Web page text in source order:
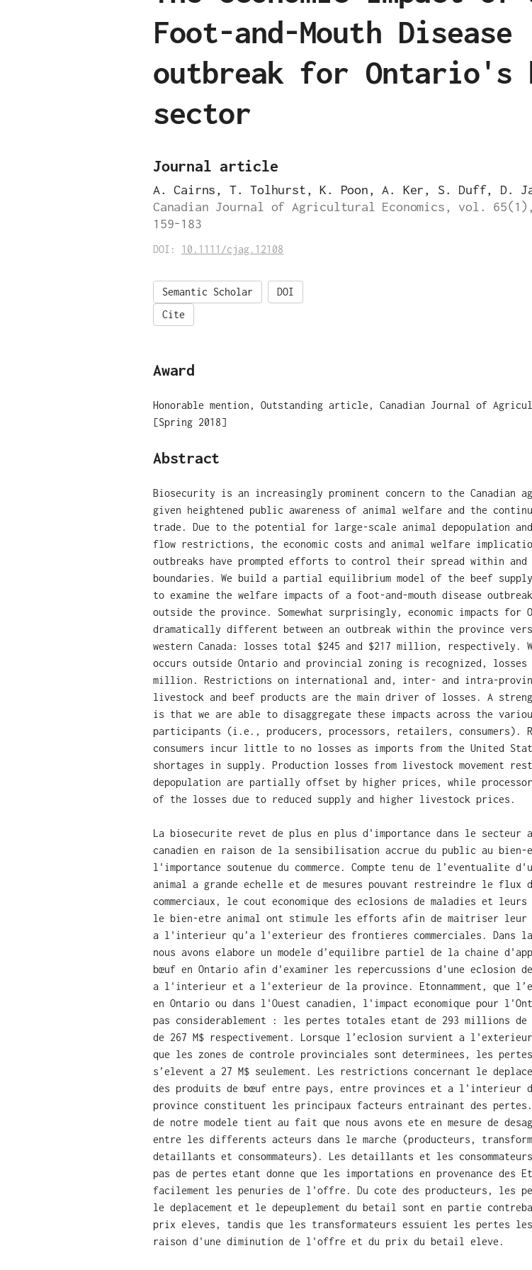
Foot-and-Mouth Disease
outbreak for Ontario's
sector
Journal article
A. Cairns, T. Tolhurst, K. Poon, A. Ker, S. Duff, D.
Canadian Journal of Agricultural Economics, vol.
159-183
DOI: 10.1111/cjag.12108
Semantic Scholar
DOI
Cite
Award
Honorable mention, Outstanding article, Canadian Journal of
[Spring 2018]
Abstract
Biosecurity is an increasingly prominent concern to the Canadian
given heightened public awareness of animal welfare and the
trade. Due to the potential for large-scale animal depopulation
flow restrictions, the economic costs and animal welfare
outbreaks have prompted efforts to control their spread within and
boundaries. We build a partial equilibrium model of the beef
to examine the welfare impacts of a foot-and-mouth disease
outside the province. Somewhat surprisingly, economic impacts for
dramatically different between an outbreak within the province
western Canada: losses total $245 and $217 million, respectively.
occurs outside Ontario and provincial zoning is recognized,
million. Restrictions on international and, inter- and intra-
livestock and beef products are the main driver of losses. A
is that we are able to disaggregate these impacts across the
participants (i.e., producers, processors, retailers, consumers).
consumers incur little to no losses as imports from the United
shortages in supply. Production losses from livestock movement
depopulation are partially offset by higher prices, while
of the losses due to reduced supply and higher livestock prices.
La biosecurite revet de plus en plus d'importance dans le secteur
canadien en raison de la sensibilisation accrue du public au bien-
l'importance soutenue du commerce. Compte tenu de l’eventualite
animal a grande echelle et de mesures pouvant restreindre le flux
commerciaux, le cout economique des eclosions de maladies et
le bien-etre animal ont stimule les efforts afin de maitriser leur
a l'interieur qu’a l'exterieur des frontieres commerciales. Dans la
nous avons elabore un modele d’equilibre partiel de la chaine
bœuf en Ontario afin d'examiner les repercussions d'une eclosion
a l'interieur et a l'exterieur de la province. Etonnamment, que
en Ontario ou dans l'Ouest canadien, l'impact economique pour
pas considerablement : les pertes totales etant de 293 millions
de 267 M$ respectivement. Lorsque l’eclosion survient a
que les zones de controle provinciales sont determinees, les
s’elevent a 27 M$ seulement. Les restrictions concernant le
des produits de bœuf entre pays, entre provinces et a l'interieur
province constituent les principaux facteurs entrainant des
de notre modele tient au fait que nous avons ete en mesure de
entre les differents acteurs dans le marche (producteurs,
detaillants et consommateurs). Les detaillants et les
pas de pertes etant donne que les importations en provenance des
facilement les penuries de l'offre. Du cote des producteurs, les
le deplacement et le depeuplement du betail sont en partie
prix eleves, tandis que les transformateurs essuient les pertes
raison d'une diminution de l'offre et du prix du betail eleve.